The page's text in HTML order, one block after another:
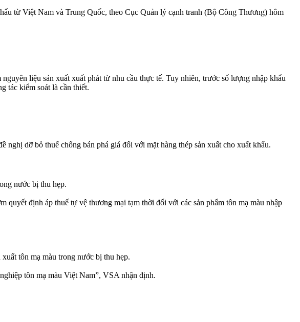
từ Việt Nam và Trung Quốc, theo Cục Quản lý cạnh tranh (Bộ Công Thương) hôm
liệu sản xuất xuất phát từ nhu cầu thực tế. Tuy nhiên, trước số lượng nhập khẩu
tác kiểm soát là cần thiết.
dỡ bỏ thuế chống bán phá giá đối với mặt hàng thép sản xuất cho xuất khẩu.
nước bị thu hẹp.
định áp thuế tự vệ thương mại tạm thời đối với các sản phẩm tôn mạ màu nhập
tôn mạ màu trong nước bị thu hẹp.
tôn mạ màu Việt Nam”, VSA nhận định.